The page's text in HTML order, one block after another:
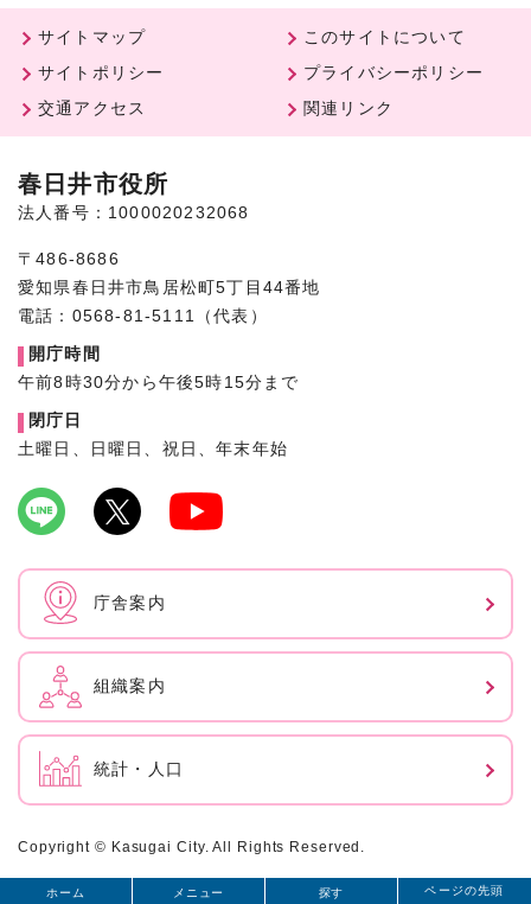
メニュー
ホーム 探す ページの先頭
サイトマップ
このサイトについて
サイトポリシー
プライバシーポリシー
交通アクセス
関連リンク
春日井市役所
法人番号：1000020232068
〒486-8686
愛知県春日井市鳥居松町5丁目44番地
電話：0568-81-5111（代表）
開庁時間
午前8時30分から午後5時15分まで
閉庁日
土曜日、日曜日、祝日、年末年始
庁舎案内
組織案内
統計・人口
Copyright © Kasugai City. All Rights Reserved.